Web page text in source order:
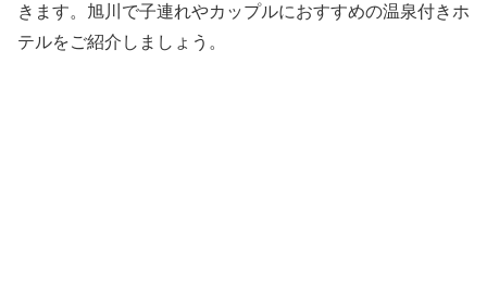
きます。旭川で子連れやカップルにおすすめの温泉付きホ
テルをご紹介しましょう。